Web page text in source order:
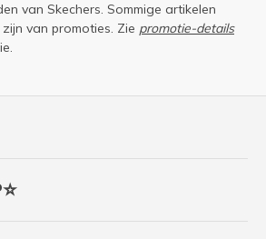
van Skechers. Sommige artikelen
van promoties. Zie promotie-details